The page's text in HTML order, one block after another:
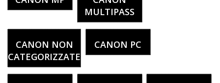
MULTIPASS
CANON NON
CATEGORIZZATE
CANON PC